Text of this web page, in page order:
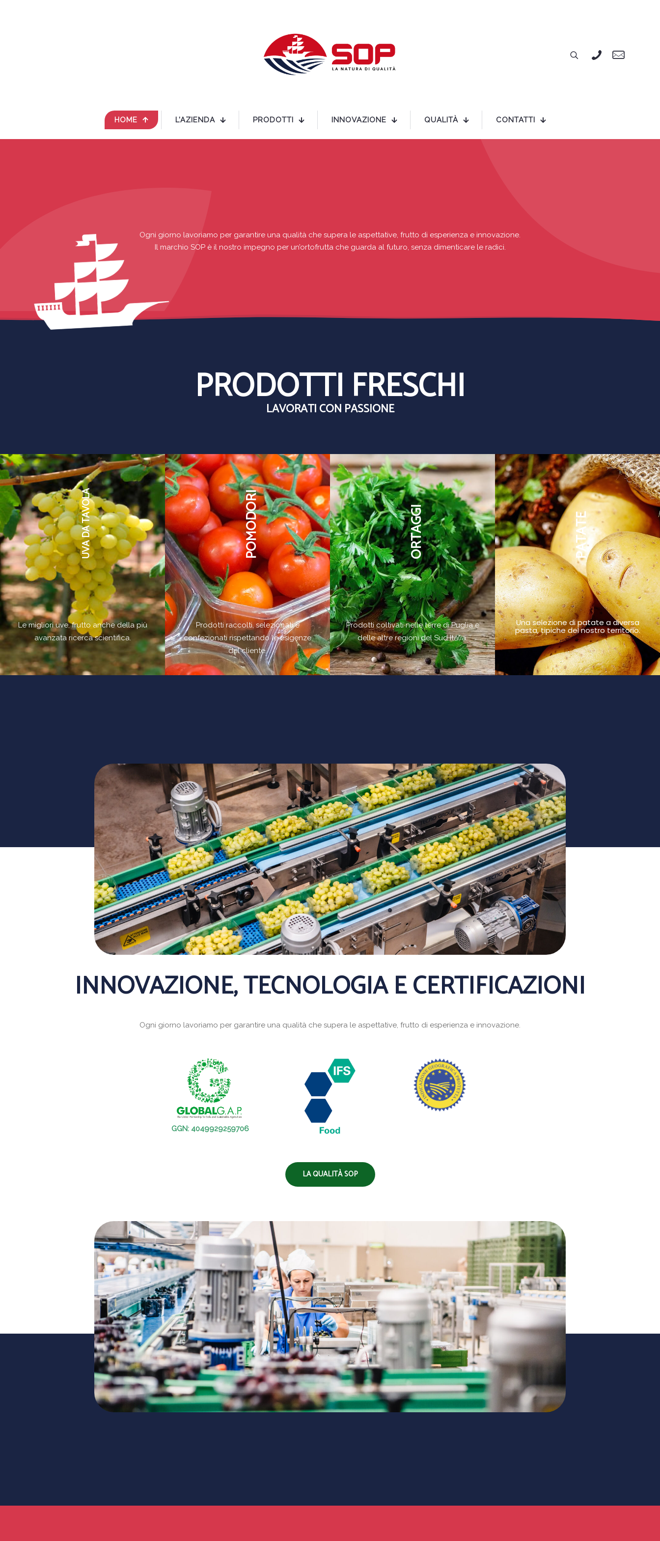
HOME L’AZIENDA PRODOTTI INNOVAZIONE QUALITÀ CONTATTI
Ogni giorno lavoriamo per garantire una qualità che supera le aspettative, frutto di esperienza e innovazione.
Il marchio SOP è il nostro impegno per un’ortofrutta che guarda al futuro, senza dimenticare le radici.
PRODOTTI FRESCHI
LAVORATI CON PASSIONE
UVA DA TAVOLA
Le migliori uve, frutto anche della più
avanzata ricerca scientifica.
POMODORI
Prodotti raccolti, selezionati e
confezionati rispettando le esigenze
del cliente.
ORTAGGI
Prodotti coltivati nelle terre di Puglia e
delle altre regioni del Sud Italia.
PATATE
Una selezione di patate a diversa
pasta, tipiche del nostro territorio.
INNOVAZIONE, TECNOLOGIA E CERTIFICAZIONI
Ogni giorno lavoriamo per garantire una qualità che supera le aspettative, frutto di esperienza e innovazione.
GGN: 4049929259706
LA QUALITÀ SOP